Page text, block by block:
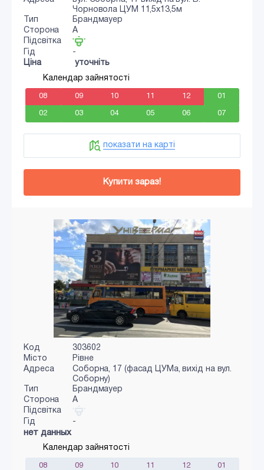
Чорновола ЦУМ 11,5х13,5м
Тип
Брандмауер
Сторона
A
Підсвітка
Гід
-
Ціна
уточніть
Календар зайнятості
08 09 10 11 12 01
02 03 04 05 06 07
показати на карті
Купити зараз!
Код
303602
Місто
Рівне
Адреса
Соборна, 17 (фасад ЦУМа, вихід на вул.
Соборну)
Тип
Брандмауер
Сторона
A
Підсвітка
Гід
-
нет данных
Календар зайнятості
08 09 10 11 12 01